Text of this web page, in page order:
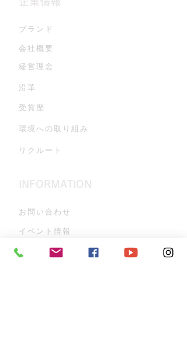
ブランド
会社概要
経営理念
沿革
受賞歴
環境への取り組み
リクルート
INFORMATION
お問い合わせ
イベント情報
ZANPAのこだわり